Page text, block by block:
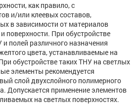
как правило, с
и/или клеевых составов,
в зависимости от материалов
поверхности. При обустройстве
полей различного назначения
цвета, устанавливаемые на
обустройстве таких ТНУ на светлых
элементы рекомендуется
слой двухслойного полимерного
Допускается применение элементов
на светлых поверхностях.